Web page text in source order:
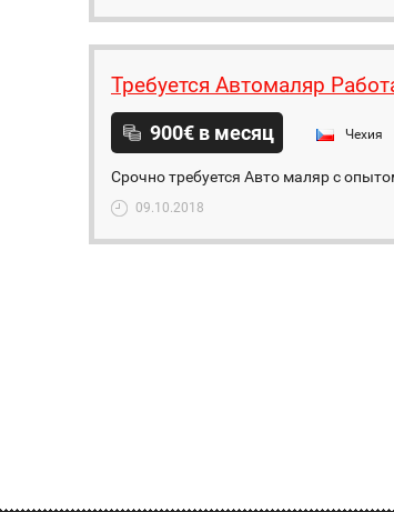
Требуется Автомаляр
900€ в месяц Чехия
Срочно требуется Авто маляр с
09.10.2018